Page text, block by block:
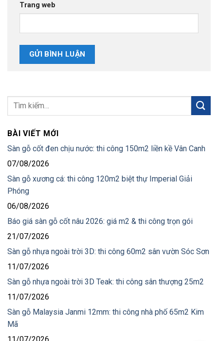
Trang web
BÀI VIẾT MỚI
Sàn gỗ cốt đen chịu nước: thi công 150m2 liền kề Vân Canh
07/08/2026
Sàn gỗ xương cá: thi công 120m2 biệt thự Imperial Giải
Phóng
06/08/2026
Báo giá sàn gỗ cốt nâu 2026: giá m2 & thi công trọn gói
21/07/2026
Sàn gỗ nhựa ngoài trời 3D: thi công 60m2 sân vườn Sóc Sơn
11/07/2026
Sàn gỗ nhựa ngoài trời 3D Teak: thi công sân thượng 25m2
11/07/2026
Sàn gỗ Malaysia Janmi 12mm: thi công nhà phố 65m2 Kim
Mã